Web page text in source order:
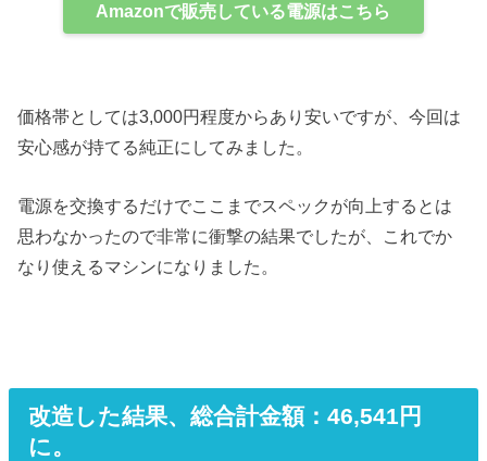
Amazonで販売している電源はこちら
価格帯としては3,000円程度からあり安いですが、今回は
安心感が持てる純正にしてみました。
電源を交換するだけでここまでスペックが向上するとは
思わなかったので非常に衝撃の結果でしたが、これでか
なり使えるマシンになりました。
改造した結果、総合計金額：46,541円
に。